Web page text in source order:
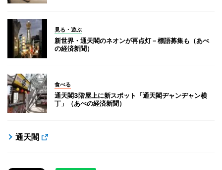
見る・遊ぶ
新世界・通天閣のネオンが再点灯－標語募集も（あべ
の経済新聞）
食べる
通天閣3階屋上に新スポット「通天閣ヂャンヂャン横
丁」（あべの経済新聞）
通天閣